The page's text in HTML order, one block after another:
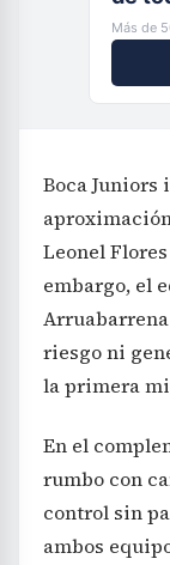
Más de
Boca
Leonel
embargo, el
riesgo ni
la primera
En el
rumbo con
control sin
ambos